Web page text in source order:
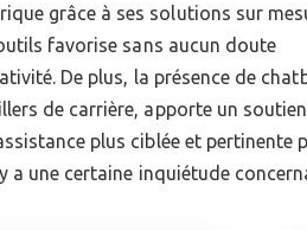
grâce à ses solutions sur
favorise sans aucun doute
De plus, la présence de
de carrière, apporte un soutien
plus ciblée et pertinente
une IA pourrait limiter
un équilibre entre l'utilisation
l'innovation et à la réflexion
authentique et reflète véritablement